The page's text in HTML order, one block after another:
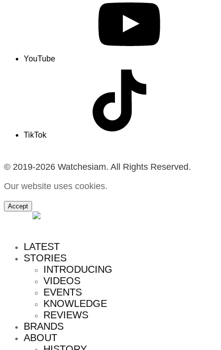
YouTube
TikTok
© 2019-2026 Watchesiam. All Rights Reserved.
Our website uses cookies.
Accept
LATEST
STORIES
INTRODUCING
VIDEOS
EVENTS
KNOWLEDGE
REVIEWS
BRANDS
ABOUT